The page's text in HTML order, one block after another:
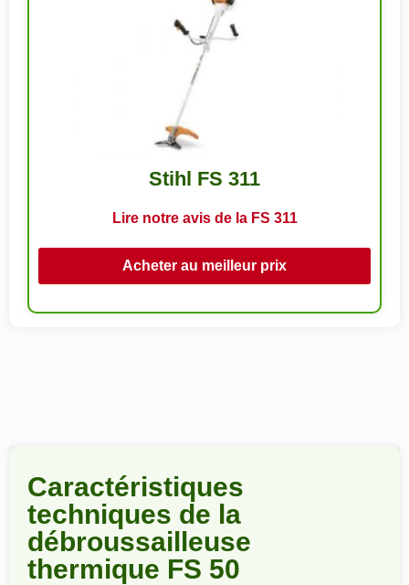
Stihl FS 311
Lire notre avis de la FS 311
Acheter au meilleur prix
Caractéristiques
techniques de la
débroussailleuse
thermique FS 50